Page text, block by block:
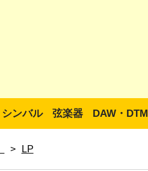
シンバル 弦楽器 DAW・DTM
> LP